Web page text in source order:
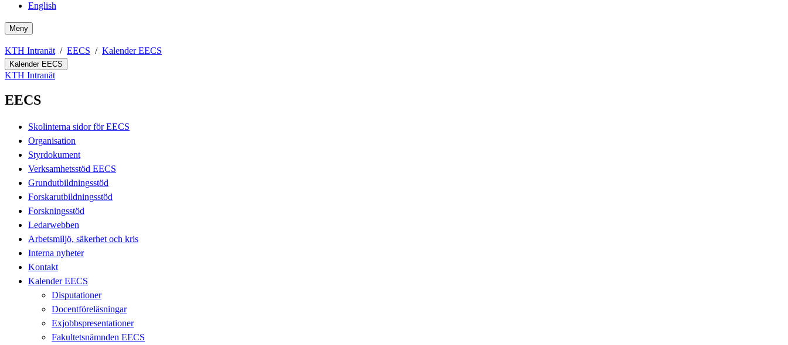
English
Meny
KTH Intranät EECS Kalender EECS
Kalender EECS
KTH Intranät
EECS
Skolinterna sidor för EECS
Organisation
Styrdokument
Verksamhetsstöd EECS
Grundutbildningsstöd
Forskarutbildningsstöd
Forskningsstöd
Ledarwebben
Arbetsmiljö, säkerhet och kris
Interna nyheter
Kontakt
Kalender EECS
Disputationer
Docentföreläsningar
Exjobbspresentationer
Fakultetsnämnden EECS